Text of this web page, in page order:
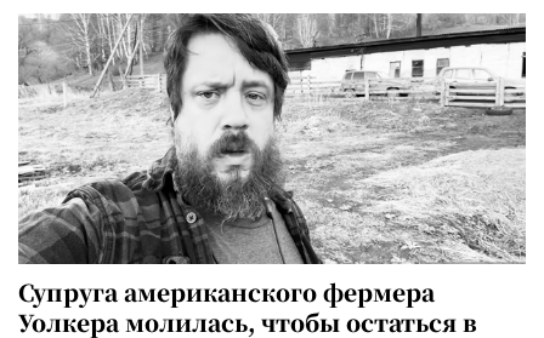
Супруга американского фермера
Уолкера молилась, чтобы остаться в